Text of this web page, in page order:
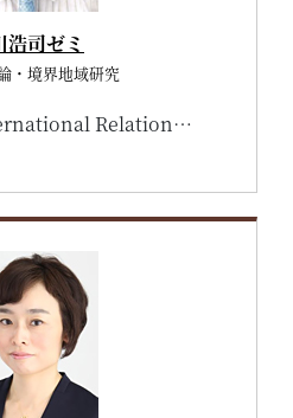
浩司ゼミ
・境界地域研究
国際関係論（International Relation：IR）や境界地域研究（Borderlands Studies）のゼミは、はっきり言えば法学部内では敬遠されがちですが、本ゼミを巣立つ学生は民間企業への就職の他、国家公務員、地方公務員など多岐にわたっており、青年海外協力隊をはじめ海外で活躍しているOB・OGもいます。